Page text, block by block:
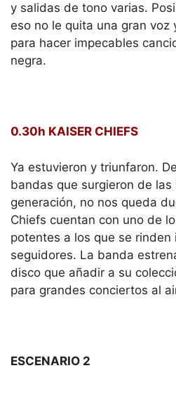
y salidas de tono varias.
eso no le quita una gran voz
para hacer impecables
negra.
0.30h KAISER CHIEFS
Ya estuvieron y triunfaron.
bandas que surgieron de las
generación, no nos queda
Chiefs cuentan con uno de
potentes a los que se rinden
seguidores. La banda
disco que añadir a su
para grandes conciertos al
ESCENARIO 2